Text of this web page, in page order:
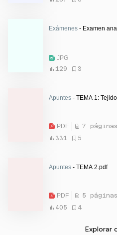
Exámenes - Examen
JPG
129
3
Apuntes - TEMA 1:
PDF
7 páginas
331
5
Apuntes - TEMA 2.pdf
PDF
5 páginas
405
4
Explorar